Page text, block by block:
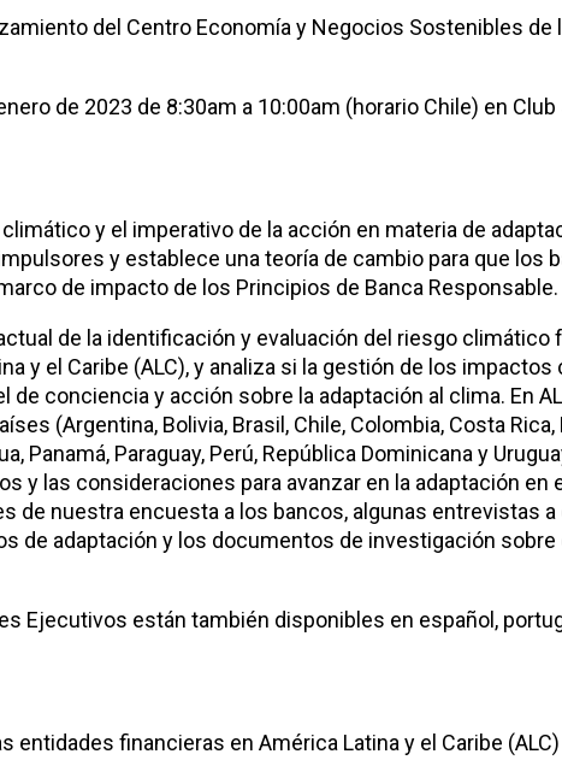
del Centro Economía y Negocios Sostenibles de
de 2023 de 8:30am a 10:00am (horario Chile) en Club
y el imperativo de la acción en materia de
y establece una teoría de cambio para que los
de impacto de los Principios de Banca Responsable.
de la identificación y evaluación del riesgo climático
y el Caribe (ALC), y analiza si la gestión de los
conciencia y acción sobre la adaptación al clima. En
(Argentina, Bolivia, Brasil, Chile, Colombia, Costa Rica,
Panamá, Paraguay, Perú, República Dominicana y
y las consideraciones para avanzar en la adaptación en
de nuestra encuesta a los bancos, algunas entrevistas
de adaptación y los documentos de investigación
Ejecutivos están también disponibles en español,
financieras en América Latina y el Caribe (ALC)